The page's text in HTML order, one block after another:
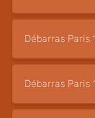
Débarras Paris
Débarras Paris